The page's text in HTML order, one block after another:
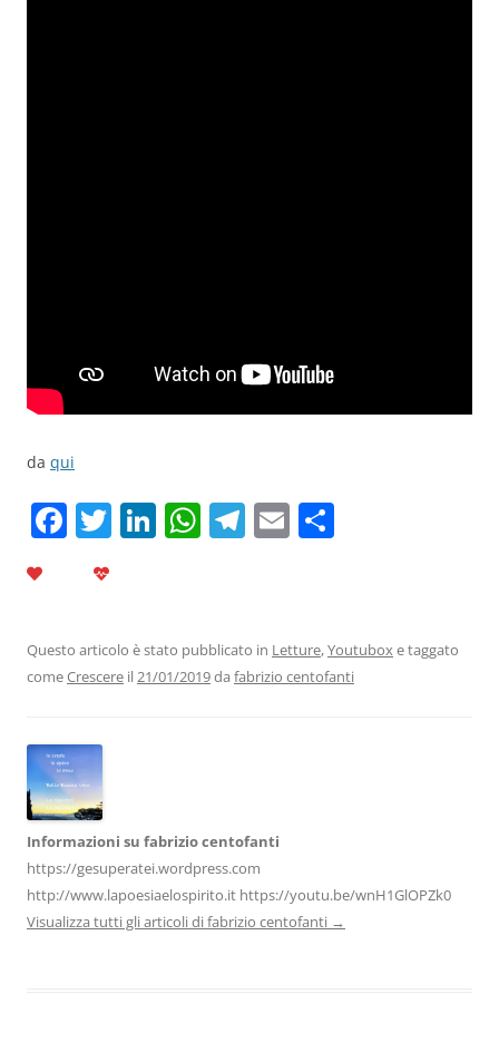
da qui
F
b
o
o
k
T Li
dI
n
W
A
p
T
a
m
E
vi
di
Questo articolo è stato pubblicato in Letture,Youtuboxe taggato
comeCrescere il21/01/2019da fabrizio centofanti
Informazioni su fabrizio centofanti
https://gesuperatei.wordpress.com
http://www.lapoesiaelospirito.it https://youtu.be/wnH1GlOPZk0
Visualizza tutti gli articoli di fabrizio centofanti →